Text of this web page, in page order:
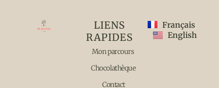
LIENS
RAPIDES
Mon parcours
Chocolathèque
Contact
Français
English